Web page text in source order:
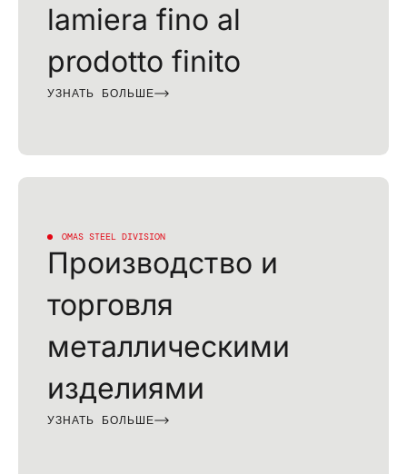
lamiera fino al
prodotto finito
УЗНАТЬ БОЛЬШЕ
OMAS STEEL DIVISION
Производство и
торговля
металлическими
изделиями
УЗНАТЬ БОЛЬШЕ